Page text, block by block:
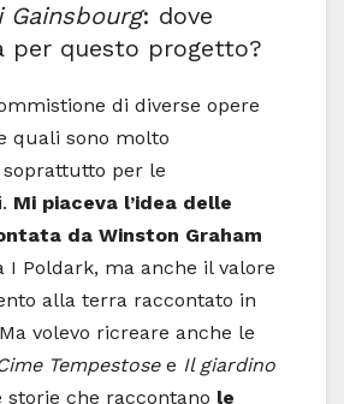
Gainsbourg: dove
per questo progetto?
di diverse opere
quali sono molto
soprattutto per le
Mi piaceva l’idea delle
da Winston Graham
I Poldark, ma anche il valore
alla terra raccontato in
volevo ricreare anche le
Tempestose e Il giardino
storie che raccontano le